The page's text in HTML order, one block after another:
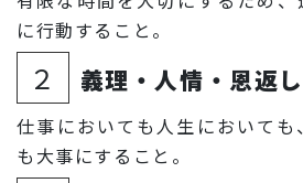
に行動すること。
２ 義理・人情・恩返し
仕事においても人生において
も大事にすること。